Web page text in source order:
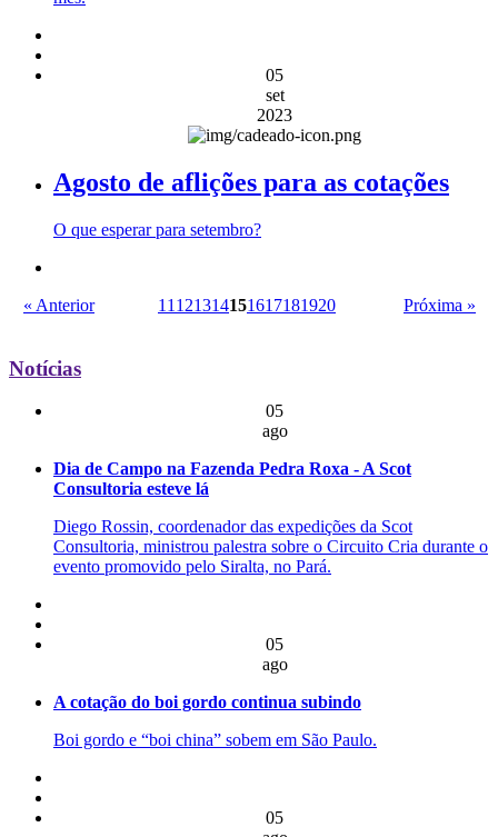
05
set
2023
Agosto de aflições para as cotações
O que esperar para setembro?
« Anterior 11 121314151617181920 Próxima »
Notícias
05
ago
Dia de Campo na Fazenda Pedra Roxa - A Scot
Consultoria esteve lá
Diego Rossin, coordenador das expedições da Scot
Consultoria, ministrou palestra sobre o Circuito Cria durante o
evento promovido pelo Siralta, no Pará.
05
ago
A cotação do boi gordo continua subindo
Boi gordo e “boi china” sobem em São Paulo.
05